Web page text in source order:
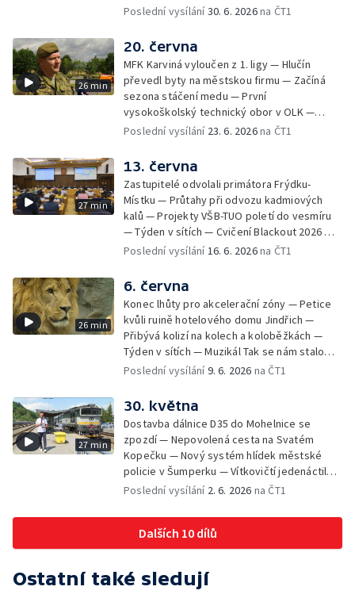
letišti v Mošnově — Od července povinná
Poslední vysílání30. 6. 2026na ČT1
26 min
20. června
MFK Karviná vyloučen z 1. ligy — Hlučín
převedl byty na městskou firmu — Začíná
sezona stáčení medu — První
vysokoškolský technický obor v OLK —
Týden v sítích — Tanky Leopard 2A4
četníka z Liptaňské tragédie
Poslední vysílání 23. 6. 2026na ČT1
27 min
13. června
Zastupitelé odvolali primátora Frýdku-
Místku — Průtahy při odvozu kadmiových
kalů — Projekty VŠB-TUO poletí do vesmíru
— Týden v sítích — Cvičení Blackout 2026 —
Budeme sledovat
Poslední vysílání16. 6. 2026na ČT1
26 min
6. června
Konec lhůty pro akcelerační zóny — Petice
kvůli ruině hotelového domu Jindřich —
Přibývá kolizí na kolech a koloběžkách —
Týden v sítích — Muzikál Tak se nám stalo
končí — Pěchotní srub otevřen pro
Poslední vysílání9. 6. 2026 na ČT1
27 min
30. května
Dostavba dálnice D35 do Mohelnice se
zpozdí — Nepovolená cesta na Svatém
Kopečku — Nový systém hlídek městské
policie v Šumperku — Vítkovičtí jedenáctiletí
hráči vyhráli v USA — Týden v sítích —
Komedie Klíčovou dirkou v Divadle Mír
Poslední vysílání 2. 6. 2026 na ČT1
Dalších 10 dílů
Ostatní také sledují